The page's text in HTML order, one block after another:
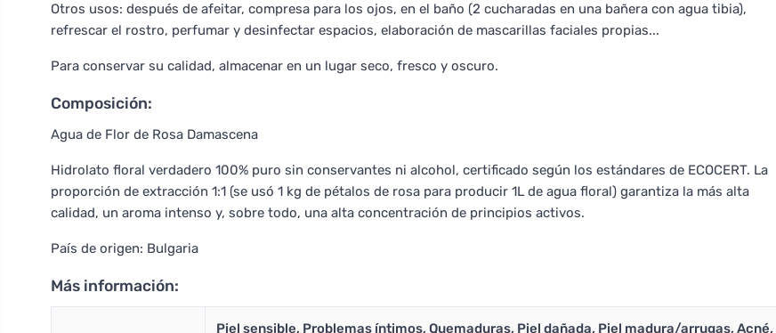
Otros usos: después de afeitar, compresa para los ojos, en el baño (2 cucharadas en una bañera con agua tibia),
refrescar el rostro, perfumar y desinfectar espacios, elaboración de mascarillas faciales propias...
Para conservar su calidad, almacenar en un lugar seco, fresco y oscuro.
Composición:
Agua de Flor de Rosa Damascena
Hidrolato floral verdadero 100% puro sin conservantes ni alcohol, certificado según los estándares de ECOCERT. La
proporción de extracción 1:1 (se usó 1 kg de pétalos de rosa para producir 1L de agua floral) garantiza la más alta
calidad, un aroma intenso y, sobre todo, una alta concentración de principios activos.
País de origen: Bulgaria
Más información:
Piel sensible, Problemas íntimos, Quemaduras, Piel dañada, Piel madura/arrugas, Acné,